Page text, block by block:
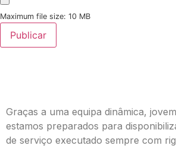
Maximum file size: 10 MB
Publicar
Graças a uma equipa dinâmica,
estamos preparados para
de serviço executado sempre com